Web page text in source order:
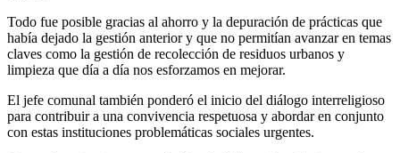
Todo fue posible gracias al ahorro y la depuración de prácticas que
había dejado la gestión anterior y que no permitían avanzar en temas
claves como la gestión de recolección de residuos urbanos y
limpieza que día a día nos esforzamos en mejorar.
El jefe comunal también ponderó el inicio del diálogo interreligioso
para contribuir a una convivencia respetuosa y abordar en conjunto
con estas instituciones problemáticas sociales urgentes.